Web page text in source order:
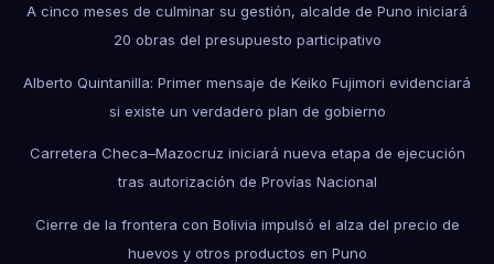
A cinco meses de culminar su gestión, alcalde de Puno iniciará
20 obras del presupuesto participativo
Alberto Quintanilla: Primer mensaje de Keiko Fujimori evidenciará
si existe un verdadero plan de gobierno
Carretera Checa–Mazocruz iniciará nueva etapa de ejecución
tras autorización de Provías Nacional
Cierre de la frontera con Bolivia impulsó el alza del precio de
huevos y otros productos en Puno